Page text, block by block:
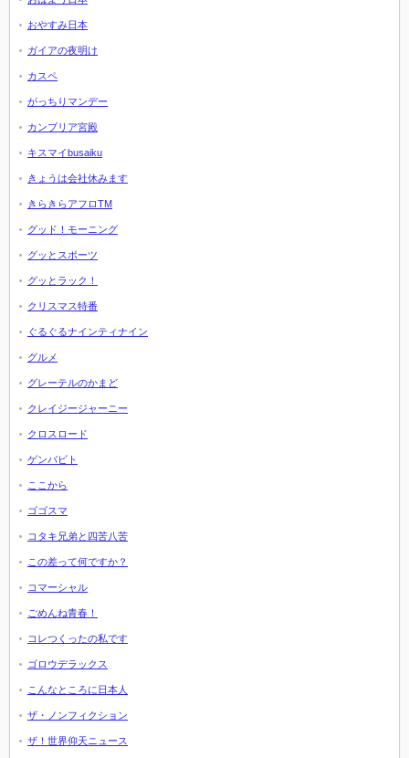
おやすみ日本
ガイアの夜明け
カスペ
がっちりマンデー
カンブリア宮殿
キスマイbusaiku
きょうは会社休みます
きらきらアフロTM
グッド！モーニング
グッとスポーツ
グッとラック！
クリスマス特番
ぐるぐるナインティナイン
グルメ
グレーテルのかまど
クレイジージャーニー
クロスロード
ゲンバビト
ここから
ゴゴスマ
コタキ兄弟と四苦八苦
この差って何ですか？
コマーシャル
ごめんね青春！
コレつくったの私です
ゴロウデラックス
こんなところに日本人
ザ・ノンフィクション
ザ！世界仰天ニュース